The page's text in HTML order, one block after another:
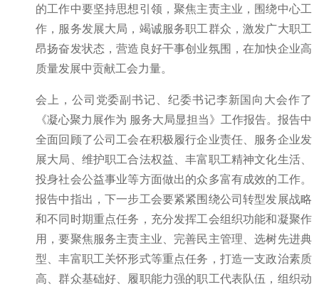
的工作中要坚持思想引领，聚焦主责主业，围绕中心工
作，服务发展大局，竭诚服务职工群众，激发广大职工
昂扬奋发状态，营造良好干事创业氛围，在加快企业高
质量发展中贡献工会力量。
会上，公司党委副书记、纪委书记李新国向大会作了
《凝心聚力展作为 服务大局显担当》工作报告。报告中
全面回顾了公司工会在积极履行企业责任、服务企业发
展大局、维护职工合法权益、丰富职工精神文化生活、
投身社会公益事业等方面做出的众多富有成效的工作。
报告中指出，下一步工会要紧紧围绕公司转型发展战略
和不同时期重点任务，充分发挥工会组织功能和凝聚作
用，要聚焦服务主责主业、完善民主管理、选树先进典
型、丰富职工关怀形式等重点任务，打造一支政治素质
高、群众基础好、履职能力强的职工代表队伍，组织动